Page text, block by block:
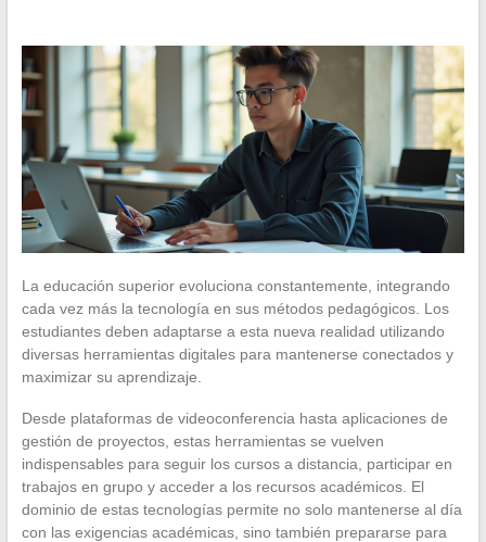
La educación superior evoluciona constantemente, integrando
cada vez más la tecnología en sus métodos pedagógicos. Los
estudiantes deben adaptarse a esta nueva realidad utilizando
diversas herramientas digitales para mantenerse conectados y
maximizar su aprendizaje.
Desde plataformas de videoconferencia hasta aplicaciones de
gestión de proyectos, estas herramientas se vuelven
indispensables para seguir los cursos a distancia, participar en
trabajos en grupo y acceder a los recursos académicos. El
dominio de estas tecnologías permite no solo mantenerse al día
con las exigencias académicas, sino también prepararse para